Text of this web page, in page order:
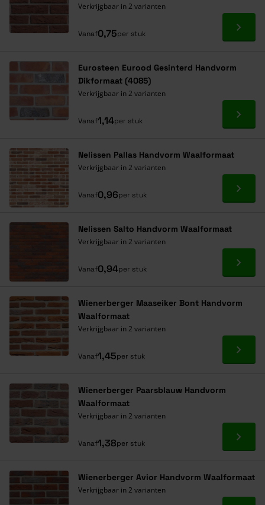
Verkrijgbaar in 2 varianten
Vanaf0,75per stuk Ga
Eurosteen Eurood Gesinterd Handvorm
Dikformaat (4085)
Verkrijgbaar in 2 varianten
Vanaf1,14per stuk Ga
Nelissen Pallas Handvorm Waalformaat
Verkrijgbaar in 2 varianten
Vanaf0,96per stuk Ga
Nelissen Salto Handvorm Waalformaat
Verkrijgbaar in 2 varianten
Vanaf0,94per stuk Ga
Wienerberger Maaseiker Bont Handvorm
Waalformaat
Verkrijgbaar in 2 varianten
Vanaf1,45per stuk Ga
Wienerberger Paarsblauw Handvorm
Waalformaat
Verkrijgbaar in 2 varianten
Vanaf1,38per stuk Ga
Wienerberger Avior Handvorm Waalformaat
Verkrijgbaar in 2 varianten